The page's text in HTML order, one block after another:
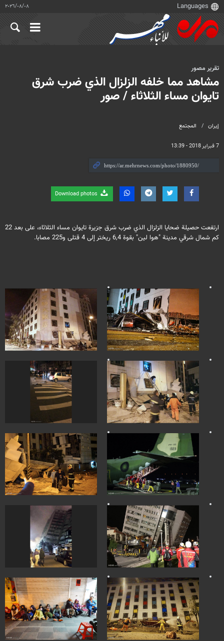
٠٨‏/٠٨‏/٢٠٢٦
إيران المجتمع
7 فبراير 2018 - 13:39
تقرير مصور
مشاهد مما خلفه الزلزال الذي ضرب شرق
تايوان مساء الثلاثاء / صور
ارتفعت حصيلة ضحايا الزلزال الذي ضرب شرق جزيرة تايوان مساء الثلاثاء، على بعد 22
كم شمال شرقي مدينة "هوا لين" بقوة 6,4 ريختر إلى 4 قتلى و225 مصابا.